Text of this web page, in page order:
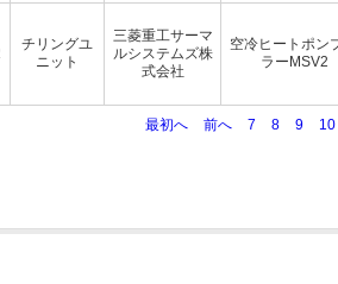
チリングユ
ニット
三菱重工サーマ
ルシステムズ株
式会社
空冷ヒートポン
ラーMSV2
最初へ 前へ 7 8 9 10